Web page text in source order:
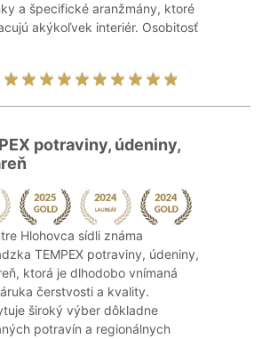
a špecifické aranžmány, ktoré
akýkoľvek interiér. Osobitosť
potraviny, údeniny,
Hlohovca sídli známa
TEMPEX potraviny, údeniny,
ktorá je dlhodobo vnímaná
čerstvosti a kvality.
široký výber dôkladne
potravín a regionálnych